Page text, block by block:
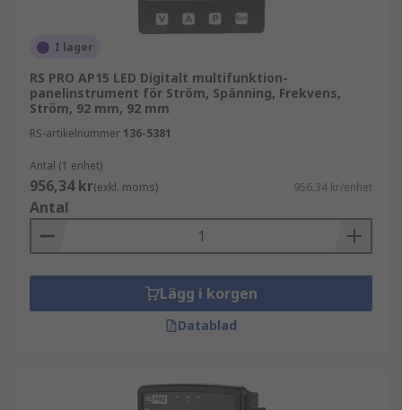
I lager
RS PRO AP15 LED Digitalt multifunktion-
panelinstrument för Ström, Spänning, Frekvens,
Ström, 92 mm, 92 mm
RS-artikelnummer 136-5381
Antal (1 enhet)
956,34 kr(exkl. moms) 956,34 kr/enhet
Antal
Lägg i korgen
Datablad